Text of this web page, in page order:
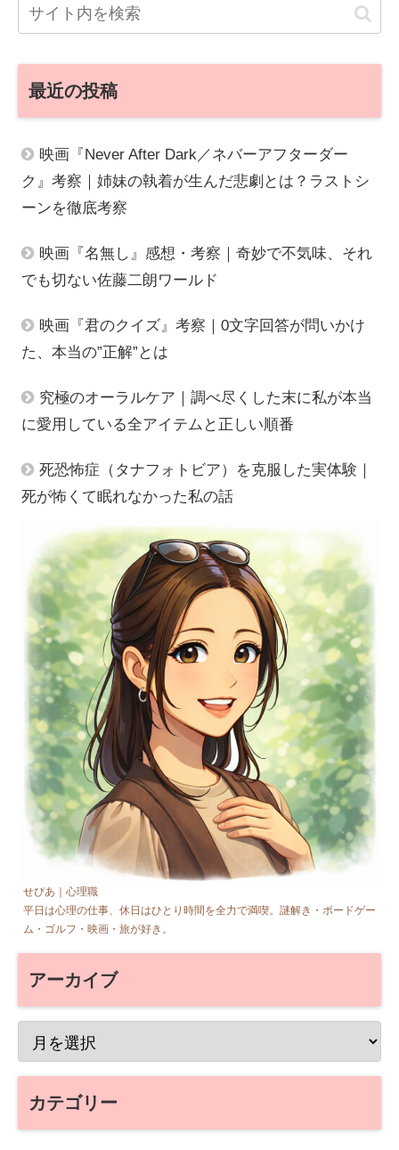
最近の投稿
映画『Never After Dark／ネバーアフターダー
ク』考察｜姉妹の執着が生んだ悲劇とは？ラストシ
ーンを徹底考察
映画『名無し』感想・考察｜奇妙で不気味、それ
でも切ない佐藤二朗ワールド
映画『君のクイズ』考察｜0文字回答が問いかけ
た、本当の”正解”とは
究極のオーラルケア｜調べ尽くした末に私が本当
に愛用している全アイテムと正しい順番
死恐怖症（タナフォトビア）を克服した実体験｜
死が怖くて眠れなかった私の話
せぴあ｜心理職
平日は心理の仕事、休日はひとり時間を全力で満喫。謎解き・ボードゲー
ム・ゴルフ・映画・旅が好き。
アーカイブ
カテゴリー